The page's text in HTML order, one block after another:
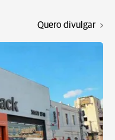
Quero divulgar